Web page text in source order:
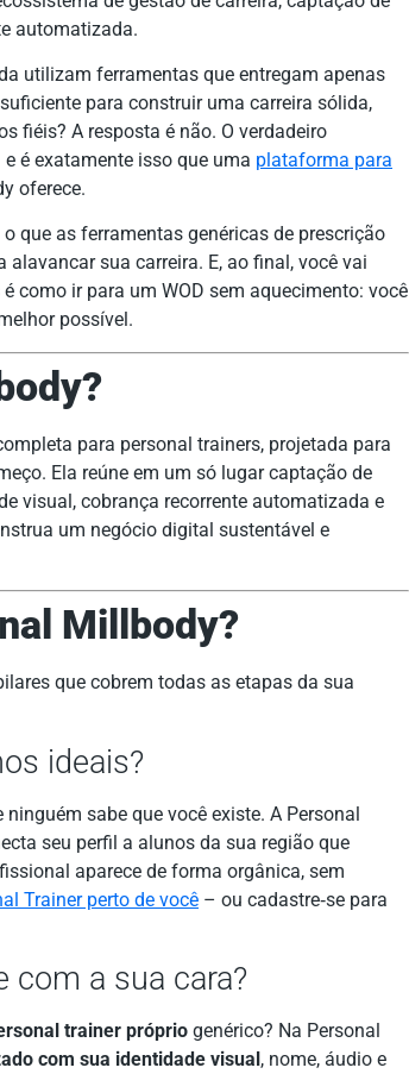
automatizada.
utilizam ferramentas que entregam apenas
para construir uma carreira sólida,
fiéis? A resposta é não. O verdadeiro
e é exatamente isso que uma plataforma para
oferece.
que as ferramentas genéricas de prescrição
sua carreira. E, ao final, você vai
como ir para um WOD sem aquecimento: você
possível.
para personal trainers, projetada para
Ela reúne em um só lugar captação de
visual, cobrança recorrente automatizada e
um negócio digital sustentável e
Millbody?
que cobrem todas as etapas da sua
ideais?
sabe que você existe. A Personal
seu perfil a alunos da sua região que
aparece de forma orgânica, sem
Trainer perto de você – ou cadastre‑se para
com a sua cara?
trainer próprio genérico? Na Personal
com sua identidade visual, nome, áudio e